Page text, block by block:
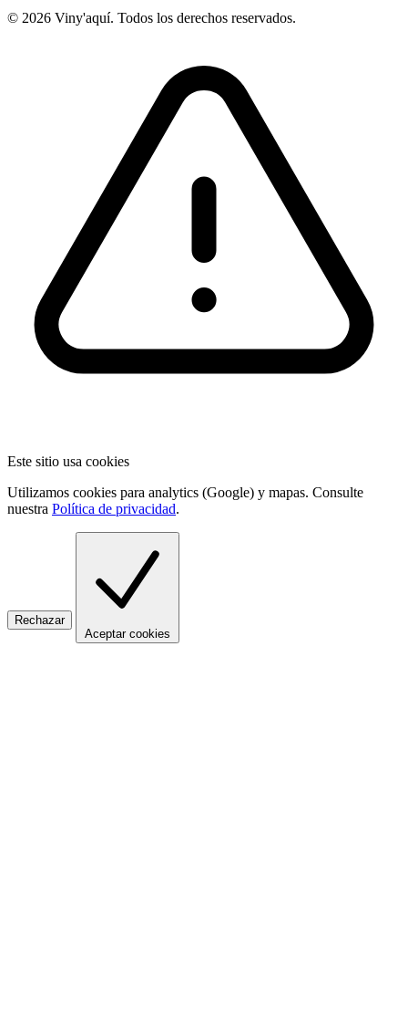
© 2026 Viny'aquí. Todos los derechos reservados.
Este sitio usa cookies
Utilizamos cookies para analytics (Google) y mapas. Consulte
nuestra Política de privacidad.
Rechazar
Aceptar cookies